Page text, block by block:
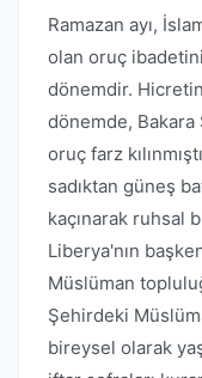
Ramazan ayı,
olan oruç
dönemdir.
dönemde,
oruç farz
sadıktan güneş
kaçınarak ruhsal
Liberya'nın
Müslüman
Şehirdeki
bireysel olarak